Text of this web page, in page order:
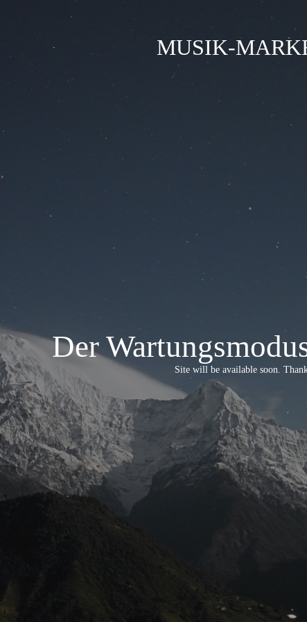
MUSIK-
Der
Site will be available soon.